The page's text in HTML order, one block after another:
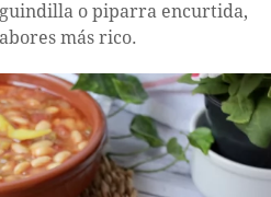
o piparra encurtida,
más rico.